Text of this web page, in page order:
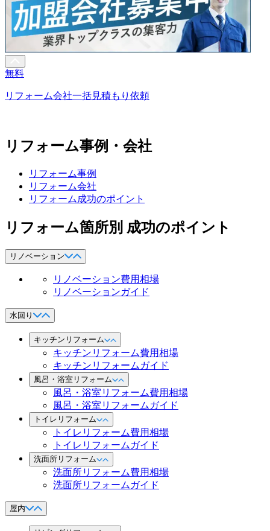
無料
リフォーム会社一括見積もり依頼
リフォーム事例・会社
リフォーム事例
リフォーム会社
リフォーム成功のポイント
リフォーム箇所別 成功のポイント
リノベーション
リノベーション費用相場
リノベーションガイド
水回り
キッチンリフォーム
キッチンリフォーム費用相場
キッチンリフォームガイド
風呂・浴室リフォーム
風呂・浴室リフォーム費用相場
風呂・浴室リフォームガイド
トイレリフォーム
トイレリフォーム費用相場
トイレリフォームガイド
洗面所リフォーム
洗面所リフォーム費用相場
洗面所リフォームガイド
屋内